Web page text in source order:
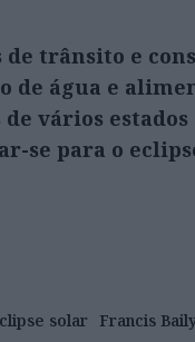
de trânsito e
de água e
vários estados
se para o
solar Francis